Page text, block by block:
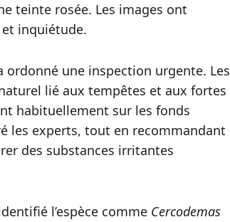
teinte rosée. Les images ont
inquiétude.
ordonné une inspection urgente. Les
lié aux tempêtes et aux fortes
habituellement sur les fonds
les experts, tout en recommandant
des substances irritantes
l’espèce comme Cercodemas